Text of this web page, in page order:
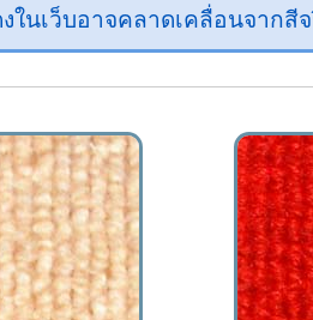
ในเว็บอาจคลาดเคลื่อนจาก